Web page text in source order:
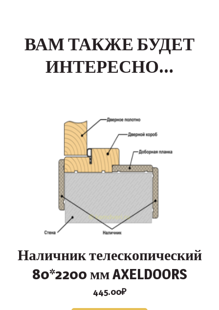
ВАМ ТАКЖЕ БУДЕТ
ИНТЕРЕСНО…
Наличник телескопический
80*2200 мм AXELDOORS
445.00₽